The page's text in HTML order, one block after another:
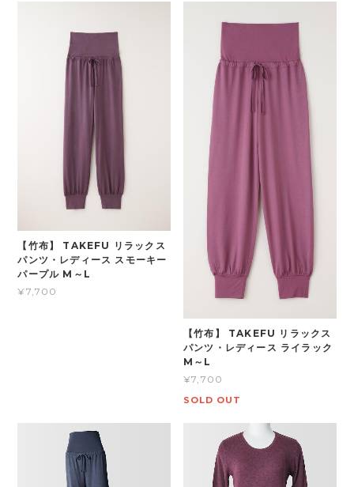
【竹布】 TAKEFU リラックス
パンツ・レディース スモーキー
パープル M～L
¥7,700
【竹布】 TAKEFU リラックス
パンツ・レディース ライラック
M～L
¥7,700
SOLD OUT